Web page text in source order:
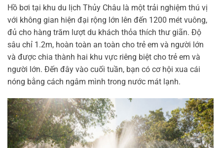
Hồ bơi tại khu du lịch Thủy Châu là một trải nghiệm thú vị
với không gian hiện đại rộng lớn lên đến 1200 mét vuông,
đủ cho hàng trăm lượt du khách thỏa thích thư giãn. Độ
sâu chỉ 1.2m, hoàn toàn an toàn cho trẻ em và người lớn
và được chia thành hai khu vực riêng biệt cho trẻ em và
người lớn. Đến đây vào cuối tuần, bạn có cơ hội xua cái
nóng bằng cách ngâm mình trong nước mát lạnh.